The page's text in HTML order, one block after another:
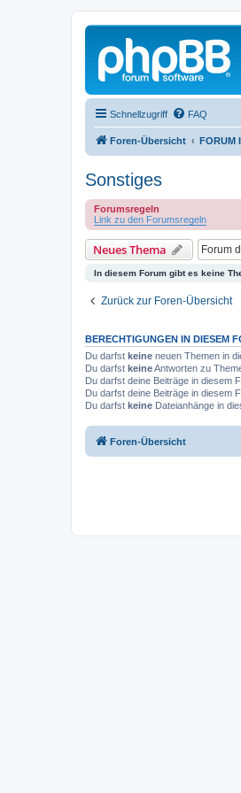
Schnellzugriff FAQ
Foren-Übersicht FORUM
Sonstiges
Forumsregeln
Link zu den Forumsregeln
Neues Thema
In diesem Forum gibt es keine
Zurück zur Foren-Übersicht
BERECHTIGUNGEN IN DIESEM
Du darfst keine neuen Themen in
Du darfst keineAntworten zu
Du darfst deine Beiträge in diesem
Du darfst deine Beiträge in diesem
Du darfst keine Dateianhänge in
Foren-Übersicht